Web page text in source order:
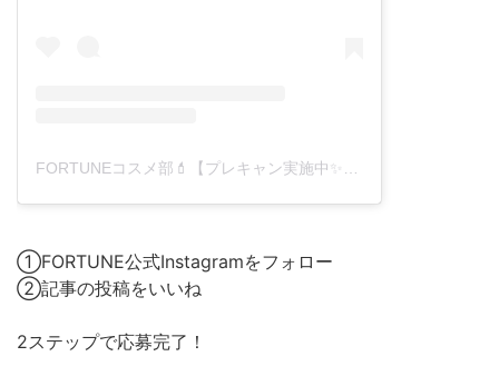
①FORTUNE公式Instagramをフォロー
②記事の投稿をいいね
2ステップで応募完了！